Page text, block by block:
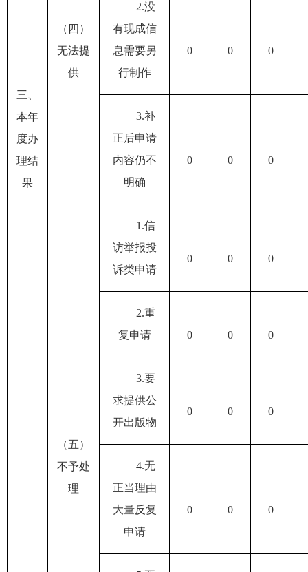
三、
本年
度办
理结
果
（四）
无法提
供
2.没
有现成信
息需要另
行制作
0 0 0
3.补
正后申请
内容仍不
明确
0 0 0
（五）
不予处
理
1.信
访举报投
诉类申请
0 0 0
2.重
复申请
0 0 0
3.要
求提供公
开出版物
0 0 0
4.无
正当理由
大量反复
申请
0 0 0